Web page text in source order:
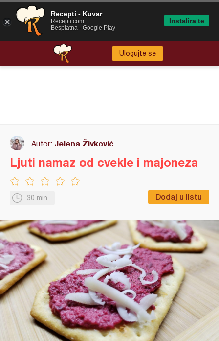
Ulogujte se
Autor: Jelena Živković
30 min Dodaj u listu
Ljuti namaz od cvekle i majoneza
Recepti - Kuvar
Recepti.com
Besplatna - Google Play
Instalirajte